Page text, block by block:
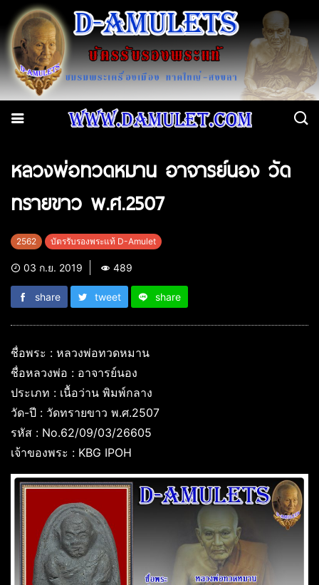
หลวงพ่อทวดหมาน อาจารย์นอง วัด
ทรายขาว พ.ศ.2507
2562 บัตรรับรองพระแท้ D-Amulet
03 ก.ย. 2019 489
share tweet share
ชื่อพระ : หลวงพ่อทวดหมาน
ชื่อหลวงพ่อ : อาจารย์นอง
ประเภท : เนื้อว่าน พิมพ์กลาง
วัด-ปี : วัดทรายขาว พ.ศ.2507
รหัส : No.62/09/03/26605
เจ้าของพระ : KBG IPOH